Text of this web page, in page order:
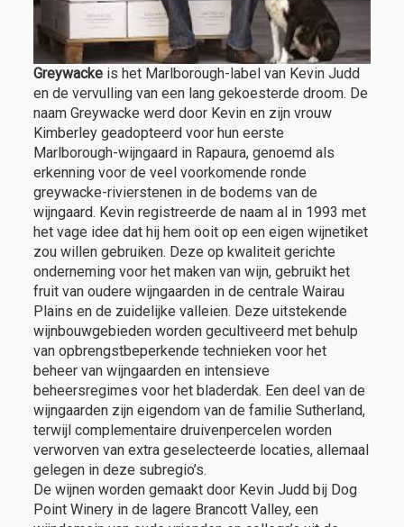
Greywacke is het Marlborough-label van Kevin Judd
en de vervulling van een lang gekoesterde droom. De
naam Greywacke werd door Kevin en zijn vrouw
Kimberley geadopteerd voor hun eerste
Marlborough-wijngaard in Rapaura, genoemd als
erkenning voor de veel voorkomende ronde
greywacke-rivierstenen in de bodems van de
wijngaard. Kevin registreerde de naam al in 1993 met
het vage idee dat hij hem ooit op een eigen wijnetiket
zou willen gebruiken. Deze op kwaliteit gerichte
onderneming voor het maken van wijn, gebruikt het
fruit van oudere wijngaarden in de centrale Wairau
Plains en de zuidelijke valleien. Deze uitstekende
wijnbouwgebieden worden gecultiveerd met behulp
van opbrengstbeperkende technieken voor het
beheer van wijngaarden en intensieve
beheersregimes voor het bladerdak. Een deel van de
wijngaarden zijn eigendom van de familie Sutherland,
terwijl complementaire druivenpercelen worden
verworven van extra geselecteerde locaties, allemaal
gelegen in deze subregio’s.
De wijnen worden gemaakt door Kevin Judd bij Dog
Point Winery in de lagere Brancott Valley, een